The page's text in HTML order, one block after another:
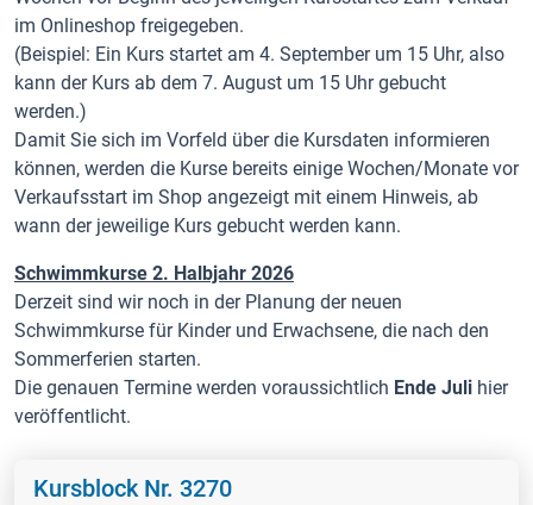
im Onlineshop freigegeben.
(Beispiel: Ein Kurs startet am 4. September um 15 Uhr, also
kann der Kurs ab dem 7. August um 15 Uhr gebucht
werden.)
Damit Sie sich im Vorfeld über die Kursdaten informieren
können, werden die Kurse bereits einige Wochen/Monate vor
Verkaufsstart im Shop angezeigt mit einem Hinweis, ab
wann der jeweilige Kurs gebucht werden kann.
Schwimmkurse 2. Halbjahr 2026
Derzeit sind wir noch in der Planung der neuen
Schwimmkurse für Kinder und Erwachsene, die nach den
Sommerferien starten.
Die genauen Termine werden voraussichtlich Ende Juli hier
veröffentlicht.
Kursblock Nr. 3270